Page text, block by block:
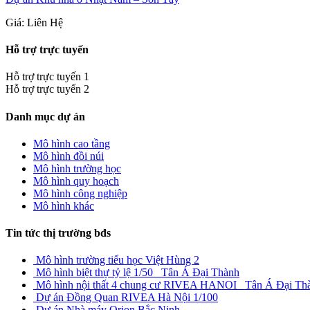
Giá: Liên Hệ
Hỗ trợ trực tuyến
Hỗ trợ trực tuyến 1
Hỗ trợ trực tuyến 2
Danh mục dự án
Mô hình cao tầng
Mô hình đồi núi
Mô hình trường học
Mô hình quy hoạch
Mô hình công nghiệp
Mô hình khác
Tin tức thị trường bđs
Mô hình trường tiểu học Việt Hùng 2
Mô hình biệt thự tỷ lệ 1/50_ Tân Á Đại Thành
Mô hình nội thất 4 chung cư RIVEA HANOI _Tân Á Đại
Dự án Đồng Quan RIVEA Hà Nội 1/100